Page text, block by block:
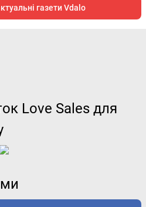
газети Vdalo
Love Sales для